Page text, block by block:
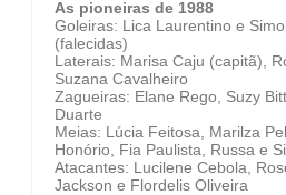
As pioneiras de 1988
Goleiras: Lica Laurentino e
(falecidas)
Laterais: Marisa Caju (capitã),
Suzana Cavalheiro
Zagueiras: Elane Rego, Suzy
Duarte
Meias: Lúcia Feitosa, Marilza
Honório, Fia Paulista, Russa e
Atacantes: Lucilene Cebola,
Jackson e Flordelis Oliveira